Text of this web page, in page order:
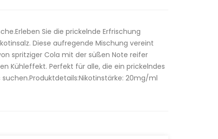
Sie die prickelnde Erfrischung
Diese aufregende Mischung vereint
spritziger Cola mit der süßen Note reifer
Kühleffekt. Perfekt für alle, die ein prickelndes
20mg/ml